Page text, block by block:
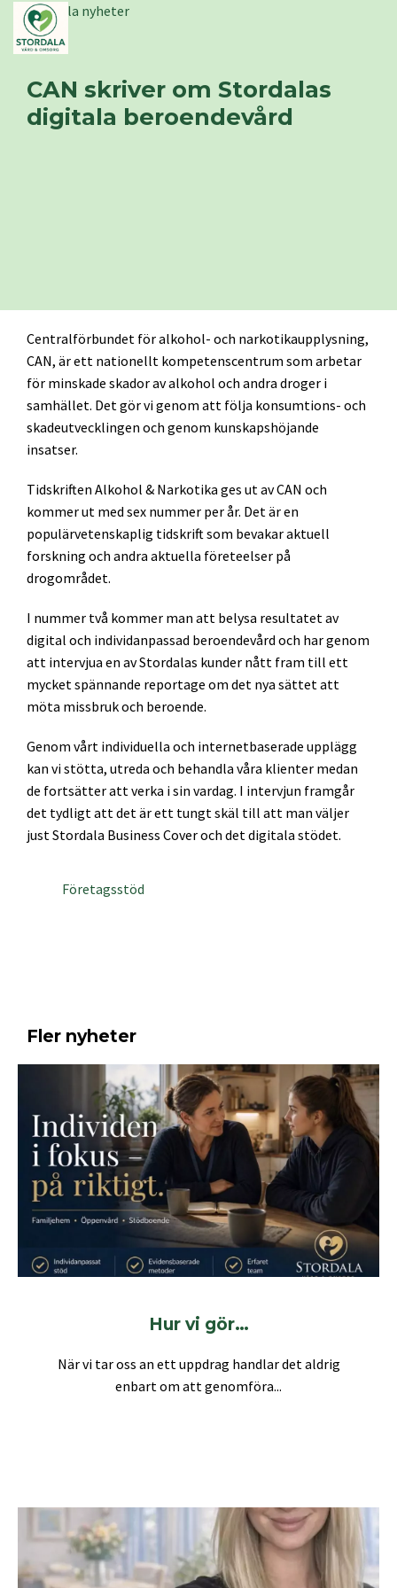
Stordala nyheter
CAN skriver om Stordalas
digitala beroendevård
Centralförbundet för alkohol- och narkotikaupplysning,
CAN, är ett nationellt kompetenscentrum som arbetar
för minskade skador av alkohol och andra droger i
samhället. Det gör vi genom att följa konsumtions- och
skadeutvecklingen och genom kunskapshöjande
insatser.
Tidskriften Alkohol & Narkotika ges ut av CAN och
kommer ut med sex nummer per år. Det är en
populärvetenskaplig tidskrift som bevakar aktuell
forskning och andra aktuella företeelser på
drogområdet.
I nummer två kommer man att belysa resultatet av
digital och individanpassad beroendevård och har genom
att intervjua en av Stordalas kunder nått fram till ett
mycket spännande reportage om det nya sättet att
möta missbruk och beroende.
Genom vårt individuella och internetbaserade upplägg
kan vi stötta, utreda och behandla våra klienter medan
de fortsätter att verka i sin vardag. I intervjun framgår
det tydligt att det är ett tungt skäl till att man väljer
just Stordala Business Cover och det digitala stödet.
Företagsstöd
Fler nyheter
Hur vi gör…
När vi tar oss an ett uppdrag handlar det aldrig
enbart om att genomföra...